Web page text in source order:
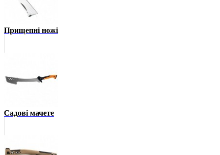
Прищепні ножі
Садові мачете